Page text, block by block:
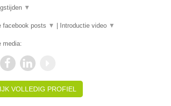
▼
facebook posts ▼ Introductie video ▼
media:
VOLLEDIG PROFIEL